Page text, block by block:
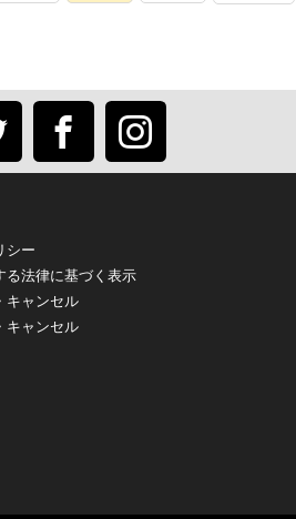
シー
る法律に基づく表示
キャンセル
キャンセル